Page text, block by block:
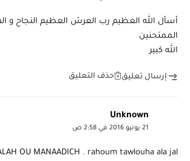
أسأل الله العظيم رب العرش العظيم النجاح و
الممتحنين
الله كبير
إرسال تعليق حذف التعليق
Unknown
21 يونيو 2016 في 2:58 ص
OU MANAADICH . rahoum tawlouha ala jal